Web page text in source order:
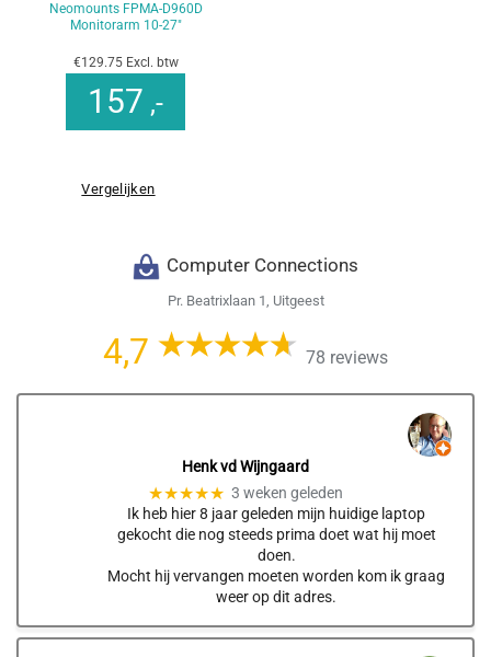
Neomounts FPMA-D960D
Monitorarm 10-27″
€129.75 Excl. btw
157 ,-
Vergelijken
Computer Connections
Pr. Beatrixlaan 1, Uitgeest
4,7 78 reviews
Henk vd Wijngaard
★★★★★ 3 weken geleden
Ik heb hier 8 jaar geleden mijn huidige laptop
gekocht die nog steeds prima doet wat hij moet
doen.
Mocht hij vervangen moeten worden kom ik graag
weer op dit adres.